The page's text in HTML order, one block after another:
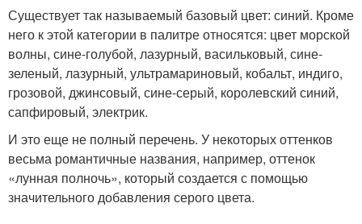
Существует так называемый базовый цвет: синий. Кроме
него к этой категории в палитре относятся: цвет морской
волны, сине-голубой, лазурный, васильковый, сине-
зеленый, лазурный, ультрамариновый, кобальт, индиго,
грозовой, джинсовый, сине-серый, королевский синий,
сапфировый, электрик.
И это еще не полный перечень. У некоторых оттенков
весьма романтичные названия, например, оттенок
«лунная полночь», который создается с помощью
значительного добавления серого цвета.